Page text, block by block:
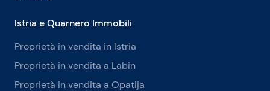
Istria e Quarnero Immobili
Proprietà in vendita in Istria
Proprietà in vendita a Labin
Proprietà in vendita a Opatija